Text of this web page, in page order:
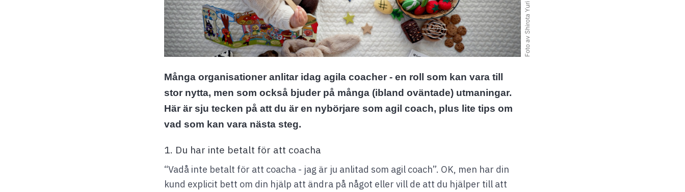
Foto av Shirota Yuri
Många organisationer anlitar idag agila coacher - en roll som kan vara till
stor nytta, men som också bjuder på många (ibland oväntade) utmaningar.
Här är sju tecken på att du är en nybörjare som agil coach, plus lite tips om
vad som kan vara nästa steg.
1. Du har inte betalt för att coacha
“Vadå inte betalt för att coacha - jag är ju anlitad som agil coach”. OK, men har din
kund explicit bett om din hjälp att ändra på något eller vill de att du hjälper till att